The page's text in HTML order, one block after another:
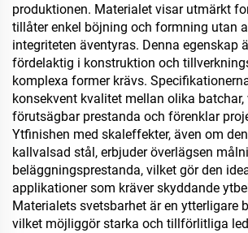
produktionen. Materialet visar utmärkt
tillåter enkel böjning och formning utan
integriteten äventyras. Denna egenskap
fördelaktig i konstruktion och
komplexa former krävs.
konsekvent kvalitet mellan olika batchar,
förutsägbar prestanda och förenklar
Ytfinishen med skaleffekter, även om
kallvalsad stål, erbjuder överlägsen
beläggningsprestanda, vilket gör den
applikationer som kräver skyddande
Materialets svetsbarhet är en ytterligare
vilket möjliggör starka och tillförlitliga